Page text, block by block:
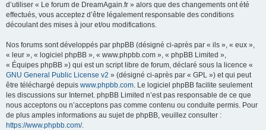
d’utiliser « Le forum de DreamAgain.fr » alors que des changements ont été
effectués, vous acceptez d’être légalement responsable des conditions
découlant des mises à jour et/ou modifications.
Nos forums sont développés par phpBB (désigné ci-après par « ils », « eux »,
« leur », « logiciel phpBB », « www.phpbb.com », « phpBB Limited »,
« Équipes phpBB ») qui est un script libre de forum, déclaré sous la licence «
GNU General Public License v2 » (désigné ci-après par « GPL ») et qui peut
être téléchargé depuis www.phpbb.com. Le logiciel phpBB facilite seulement
les discussions sur Internet. phpBB Limited n’est pas responsable de ce que
nous acceptons ou n’acceptons pas comme contenu ou conduite permis. Pour
de plus amples informations au sujet de phpBB, veuillez consulter :
https://www.phpbb.com/.